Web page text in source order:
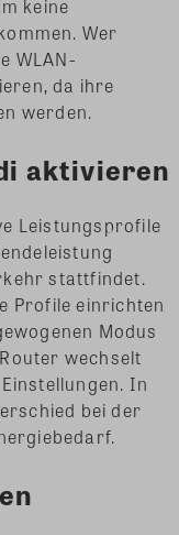
keine
Wer
WLAN-
da ihre
werden.
aktivieren
Leistungsprofile
stattfindet.
Profile einrichten
Modus
wechselt
In
bei der